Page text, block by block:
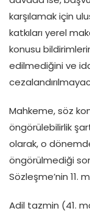
karşılamak için
katkıları yerel
konusu
edilmediğini ve
Mahkeme, söz
öngörülebilirlik
olarak, o
öngörülmediği
Sözleşme’nin 11.
Adil tazmin (41.